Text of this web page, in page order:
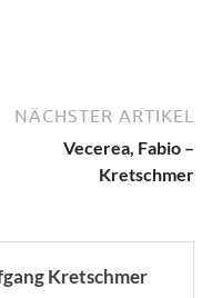
NÄCHSTER ARTIKEL
Vecerea, Fabio –
Kretschmer
Kretschmer